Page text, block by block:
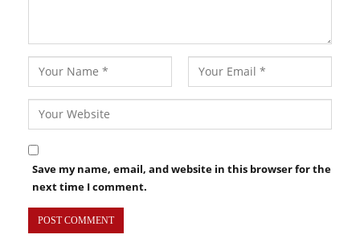
Save my name, email, and website in this browser for the
next time I comment.